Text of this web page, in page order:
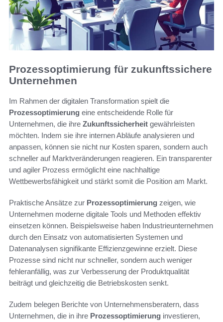
Prozessoptimierung für zukunftssichere
Unternehmen
Im Rahmen der digitalen Transformation spielt die
Prozessoptimierung eine entscheidende Rolle für
Unternehmen, die ihre Zukunftssicherheit gewährleisten
möchten. Indem sie ihre internen Abläufe analysieren und
anpassen, können sie nicht nur Kosten sparen, sondern auch
schneller auf Marktveränderungen reagieren. Ein transparenter
und agiler Prozess ermöglicht eine nachhaltige
Wettbewerbsfähigkeit und stärkt somit die Position am Markt.
Praktische Ansätze zur Prozessoptimierung zeigen, wie
Unternehmen moderne digitale Tools und Methoden effektiv
einsetzen können. Beispielsweise haben Industrieunternehmen
durch den Einsatz von automatisierten Systemen und
Datenanalysen signifikante Effizienzgewinne erzielt. Diese
Prozesse sind nicht nur schneller, sondern auch weniger
fehleranfällig, was zur Verbesserung der Produktqualität
beiträgt und gleichzeitig die Betriebskosten senkt.
Zudem belegen Berichte von Unternehmensberatern, dass
Unternehmen, die in ihre Prozessoptimierung investieren,